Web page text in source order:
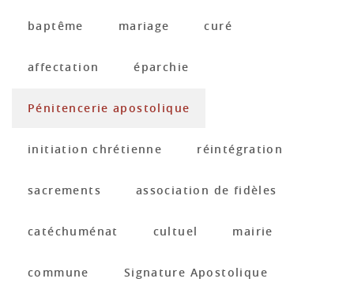
baptême mariage curé
affectation éparchie
Pénitencerie apostolique
initiation chrétienne réintégration
sacrements association de fidèles
catéchuménat cultuel mairie
commune Signature Apostolique